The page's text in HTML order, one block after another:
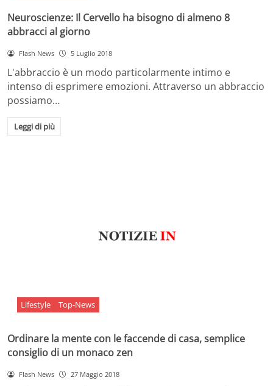
Neuroscienze: Il Cervello ha bisogno di almeno 8
abbracci al giorno
Flash News 5 Luglio 2018
L'abbraccio è un modo particolarmente intimo e
intenso di esprimere emozioni. Attraverso un abbraccio
possiamo…
Leggi di più
Lifestyle Top-News
Ordinare la mente con le faccende di casa, semplice
consiglio di un monaco zen
Flash News 27 Maggio 2018